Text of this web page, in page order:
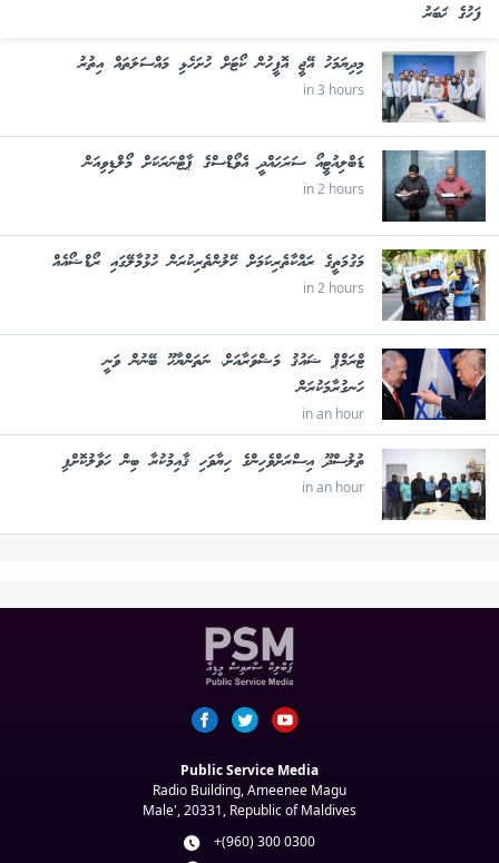
ފަހުގެ ޚަބަރު
މިދިޔަމަހު އޭޖީ އޮފީހުން ކޯޓަށް ހުށަހެޅި މައްސަލަތައް އިތުރު
in 3 hours
ޑަބްލިއުޓީއޯ ސަރަޙައްދީ އެވޯޑްސްގެ ޕާޓްނަރަކަށް މޯލްޑިވިއަން
in 2 hours
މަގުމަތީގެ ރައްކާތެރިކަމަށް ހޭލުންތެރިކުރަން ހުޅުމާލޭގައި ރޯޑްޝޯއެއް
in 2 hours
ޓްރަމްޕް ޝައުޤު މަޝްވަރާއަށް، ނަތަންޔާހޫ ބޭނުން ވަނީ
ހަނގުރާމަކުރަން
in an hour
ތުލުސްދޫ އިސްރަށްވެހިންގެ ހިޔާވަހި ޤާއިމުކުރާ ބިން ހަވާލުކޮށްފި
in an hour
Public Service Media
Radio Building, Ameenee Magu
Male', 20331, Republic of Maldives
+(960) 300 0300